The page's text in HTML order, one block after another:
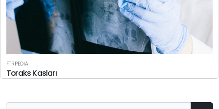
FTRPEDIA
Toraks Kasları